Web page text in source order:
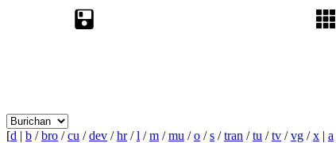
[d | b /bro /cu /dev /hr/l /m /mu /o /s /tran /tu /tv /vg /x | a